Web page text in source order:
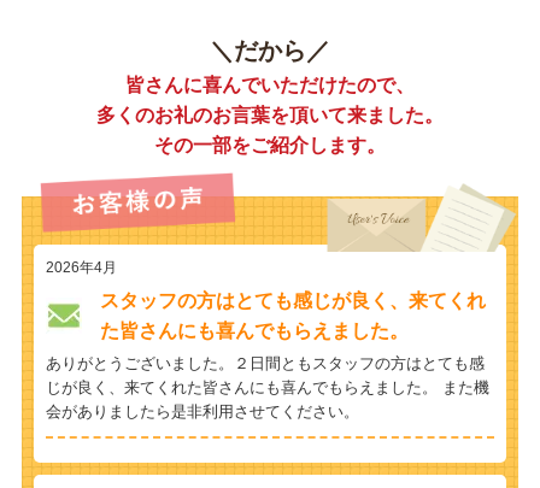
＼だから／
皆さんに喜んでいただけたので、
多くのお礼のお言葉を頂いて来ました。
その一部をご紹介します。
2026年4月
スタッフの方はとても感じが良く、来てくれ
た皆さんにも喜んでもらえました。
ありがとうございました。２日間ともスタッフの方はとても感
じが良く、来てくれた皆さんにも喜んでもらえました。 また機
会がありましたら是非利用させてください。